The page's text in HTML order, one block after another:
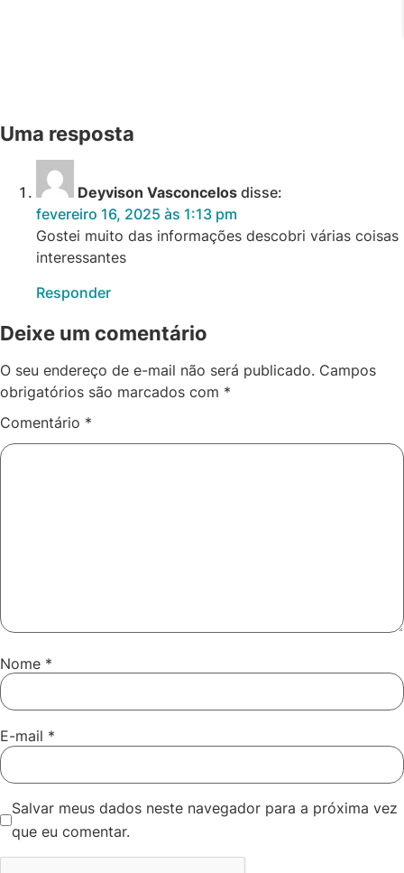
Uma resposta
Deyvison Vasconcelos disse:
fevereiro 16, 2025 às 1:13 pm
Gostei muito das informações descobri várias coisas
interessantes
Responder
Deixe um comentário
O seu endereço de e-mail não será publicado. Campos
obrigatórios são marcados com *
Comentário *
Nome *
E-mail *
Salvar meus dados neste navegador para a próxima vez
que eu comentar.